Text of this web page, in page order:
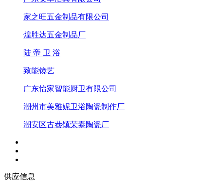
家之旺五金制品有限公司
煌胜达五金制品厂
陆 帝 卫 浴
致能镜艺
广东怡家智能厨卫有限公司
潮州市美雅妮卫浴陶瓷制作厂
潮安区古巷镇荣泰陶瓷厂
供应信息